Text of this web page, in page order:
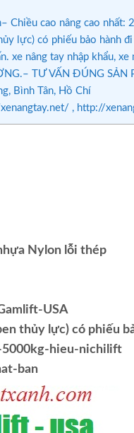
Chiều cao nâng cao
lực) có phiếu bảo
xe nâng tay nhập khẩu, xe
TƯ VẤN ĐÚNG
Bình Tân, Hồ Chí
, http://
Nylon lỗi thép
USA
thủy lực) có phiếu
hieu-nichilift
ban